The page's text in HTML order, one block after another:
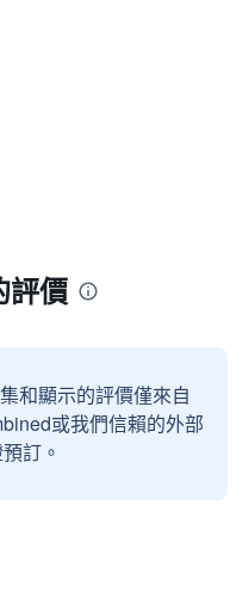
評價
和顯示的評價僅來自
或我們信賴的外部
訂。